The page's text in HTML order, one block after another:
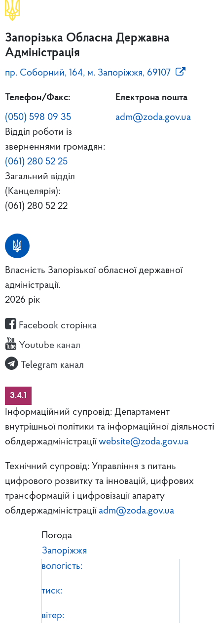
Запорізька Обласна Державна
Адміністрація
пр. Соборний, 164, м. Запоріжжя, 69107
Телефон/Факс:
(050) 598 09 35
Відділ роботи із
зверненнями громадян:
(061) 280 52 25
Загальний відділ
(Канцелярія):
(061) 280 52 22
Електрона пошта
adm@zoda.gov.ua
Власність Запорізької обласної державної
адміністрації.
2026 рік
Facebook сторінка
Youtube канал
Telegram канал
3.4.1
Інформаційний супровід: Департамент
внутрішньої політики та інформаційної діяльності
облдержадміністрації website@zoda.gov.ua
Технічний супровід: Управління з питань
цифрового розвитку та інновацій, цифрових
трансформацій і цифровізації апарату
облдержадміністрації adm@zoda.gov.ua
Погода
Запоріжжя
вологість:
тиск:
вітер: